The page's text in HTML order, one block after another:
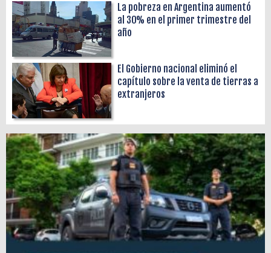
La pobreza en Argentina aumentó
al 30% en el primer trimestre del
año
El Gobierno nacional eliminó el
capítulo sobre la venta de tierras a
extranjeros